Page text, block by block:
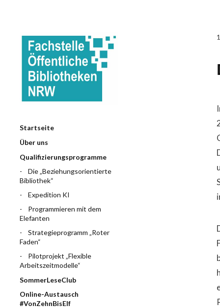
Startseite
Über uns
Qualifizierungsprogramme
Die „Beziehungsorientierte
Bibliothek“
Expedition KI
Programmieren mit dem
Elefanten
Strategieprogramm „Roter
Faden“
Pilotprojekt „Flexible
Arbeitszeitmodelle“
SommerLeseClub
Online-Austausch
#VonZehnBisElf